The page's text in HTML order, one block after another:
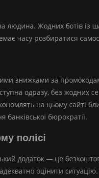
людина. Жодних ботів із
часу розбиратися
знижками за
одразу, без жодних
на цьому
бюрократії.
полісі
додаток — це
оцінити